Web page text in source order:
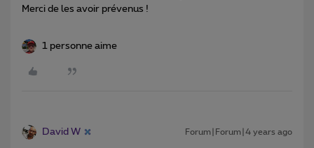
Merci de les avoir prévenus !
1 personne aime
David W Forum|Forum|4 years ago